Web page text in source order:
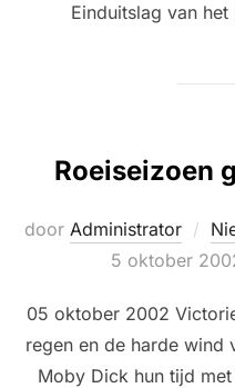
Einduitslag van het
Roeiseizoen
door Administrator
5 oktober
05 oktober 2002
regen en de harde wind
Moby Dick hun tijd met